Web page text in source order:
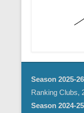
Season 2025-26
Ranking Clubs,
Season 2024-25